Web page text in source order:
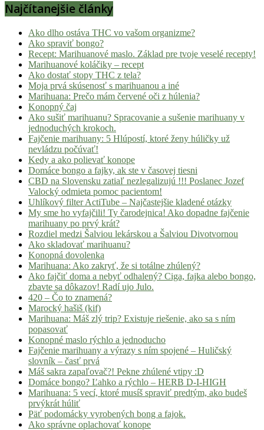
Najčítanejšie články
Ako dlho ostáva THC vo vašom organizme?
Ako spraviť bongo?
Recept: Marihuanové maslo. Základ pre tvoje veselé recepty!
Marihuanové koláčiky – recept
Ako dostať stopy THC z tela?
Moja prvá skúsenosť s marihuanou a iné
Marihuana: Prečo mám červené oči z húlenia?
Konopný čaj
Ako sušiť marihuanu? Spracovanie a sušenie marihuany v
jednoduchých krokoch.
Fajčenie marihuany: 5 Hlúpostí, ktoré ženy húličky už
nevládzu počúvať!
Kedy a ako polievať konope
Domáce bongo a fajky, ak ste v časovej tiesni
CBD na Slovensku zatiaľ nezlegalizujú !!! Poslanec Jozef
Valocký odmieta pomoc pacientom!
Uhlíkový filter ActiTube – Najčastejšie kladené otázky
My sme ho vyfajčili! Ty čarodejnica! Ako dopadne fajčenie
marihuany po prvý krát?
Rozdiel medzi Šalviou lekárskou a Šalviou Divotvornou
Ako skladovať marihuanu?
Konopná dovolenka
Marihuana: Ako zakryť, že si totálne zhúlený?
Ako fajčiť doma a nebyť odhalený? Ciga, fajka alebo bongo,
zbavte sa dôkazov! Radí ujo Julo.
420 – Čo to znamená?
Marocký hašiš (kif)
Marihuana: Máš zlý trip? Existuje riešenie, ako sa s ním
popasovať
Konopné maslo rýchlo a jednoducho
Fajčenie marihuany a výrazy s ním spojené – Huličský
slovník – časť prvá
Máš sakra zapaľovač?! Pekne zhúlené vtipy :D
Domáce bongo? Ľahko a rýchlo – HERB D-I-HIGH
Marihuana: 5 vecí, ktoré musíš spraviť predtým, ako budeš
prvýkrát húliť
Päť podomácky vyrobených bong a fajok.
Ako správne oplachovať konope